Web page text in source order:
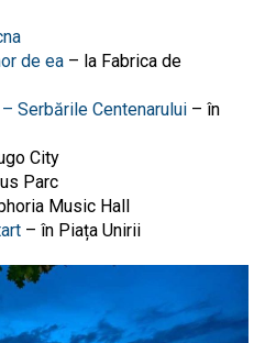
de ea – la Fabrica de
Serbările Centenarului – în
City
Parc
Music Hall
– în Piața Unirii